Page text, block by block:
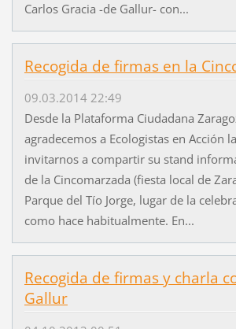
Carlos Gracia -de Gallur- con...
Recogida de firmas en la
09.03.2014 22:49
Desde la Plataforma Ciudadana
agradecemos a Ecologistas en Acción
invitarnos a compartir su stand
de la Cincomarzada (fiesta local de
Parque del Tío Jorge, lugar de la
como hace habitualmente. En...
Recogida de firmas y charla
Gallur